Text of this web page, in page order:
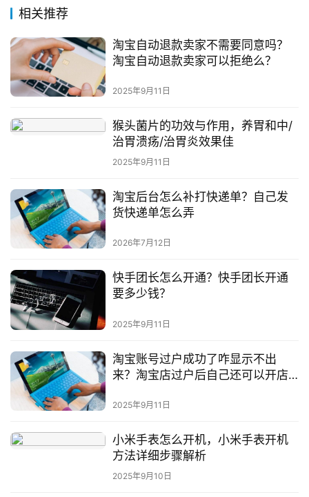
相关推荐
淘宝自动退款卖家不需要同意吗？
淘宝自动退款卖家可以拒绝么？
2025年9月11日
猴头菌片的功效与作用，养胃和中/
治胃溃疡/治胃炎效果佳
2025年9月11日
淘宝后台怎么补打快递单？自己发
货快递单怎么弄
2026年7月12日
快手团长怎么开通？快手团长开通
要多少钱？
2025年9月11日
淘宝账号过户成功了咋显示不出
来？淘宝店过户后自己还可以开店
2025年9月11日
小米手表怎么开机，小米手表开机
方法详细步骤解析
2025年9月10日